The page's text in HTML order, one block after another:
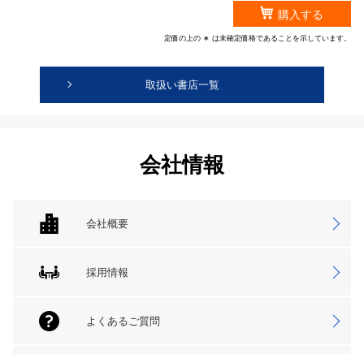
購入する
定価の上の ∗ は未確定価格であることを示しています。
取扱い書店一覧
会社情報
会社概要
採用情報
よくあるご質問